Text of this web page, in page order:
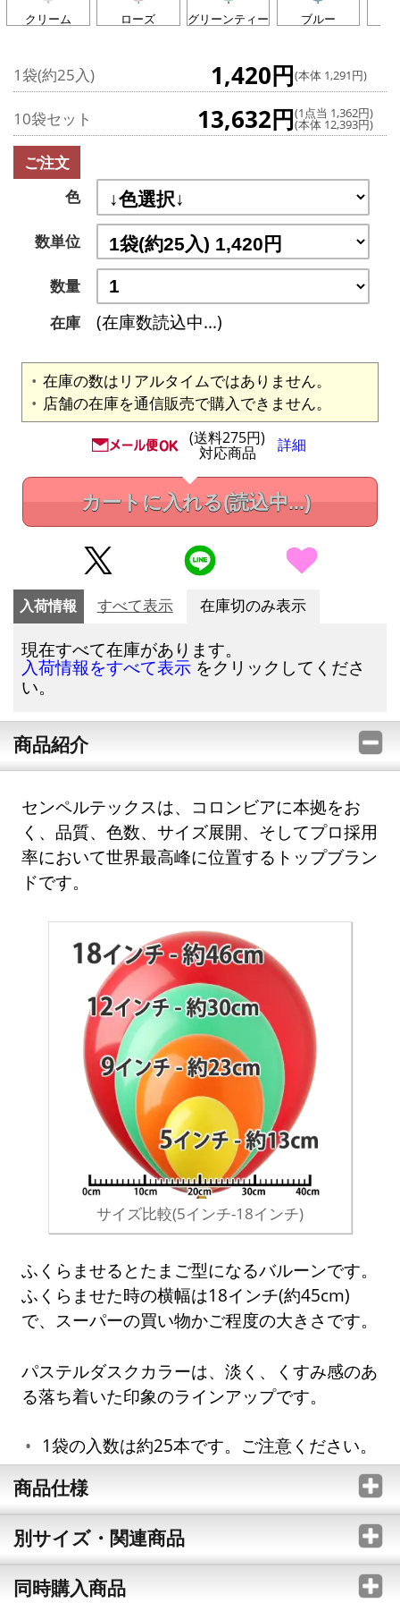
クリーム ローズ グリーンティー ブルー
1袋(約25入) 1,420円(本体 1,291円)
10袋セット 13,632円(1点当 1,362円)
(本体 12,393円)
ご注文
色
数単位
数量
在庫
(在庫数読込中...)
在庫の数はリアルタイムではありません。
店舗の在庫を通信販売で購入できません。
(送料275円)
対応商品 詳細
カートに入れる(読込中...)
入荷情報 すべて表示 在庫切のみ表示
現在すべて在庫があります。
入荷情報をすべて表示 をクリックしてくださ
い。
商品紹介
センペルテックスは、コロンビアに本拠をお
く、品質、色数、サイズ展開、そしてプロ採用
率において世界最高峰に位置するトップブラン
ドです。
サイズ比較(5インチ-18インチ)
ふくらませるとたまご型になるバルーンです。
ふくらませた時の横幅は18インチ(約45cm)
で、スーパーの買い物かご程度の大きさです。
パステルダスクカラーは、淡く、くすみ感のあ
る落ち着いた印象のラインアップです。
1袋の入数は約25本です。ご注意ください。
商品仕様
別サイズ・関連商品
同時購入商品